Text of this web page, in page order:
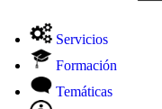
Servicios
Formación
Temáticas